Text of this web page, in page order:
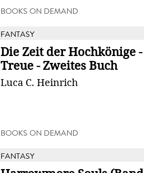
BOOKS ON DEMAND
FANTASY
Die Zeit der Hochkönige -
Treue - Zweites Buch
Luca C. Heinrich
BOOKS ON DEMAND
FANTASY